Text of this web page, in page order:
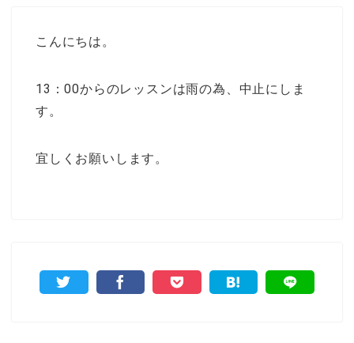
こんにちは。
13：00からのレッスンは雨の為、中止にしま
す。
宜しくお願いします。